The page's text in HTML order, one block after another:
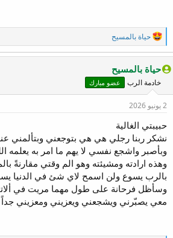
ا
ل
ت
ف
ا
ع
ا
ت
:
حياة بالمسيح
حياة بالمسيح
خادمة الرب عضو مبارك
2 يونيو 2026
حبيبتي الغالية
نشكر ربنا رجلي هي هي بتوجعني وبتألمني
وبأصبر واشجع نفسي لا يهم ما امر به يعلمه
وهذه ارادته ومشيئته وهو الم وقتي مقارنةً
بالرب يسوع ولن اسمح لاي شئ في الدنيا
وسأظل فرحانة على طول مهما مريت في
معي يصبّرني ويشجعني ويعزيني ومعزيني